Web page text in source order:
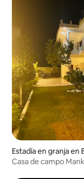
Estadía en granja en
Casa de campo